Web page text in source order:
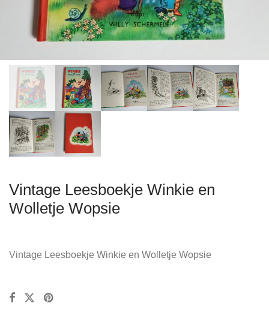
Vintage Leesboekje Winkie en
Wolletje Wopsie
Vintage Leesboekje Winkie en Wolletje Wopsie